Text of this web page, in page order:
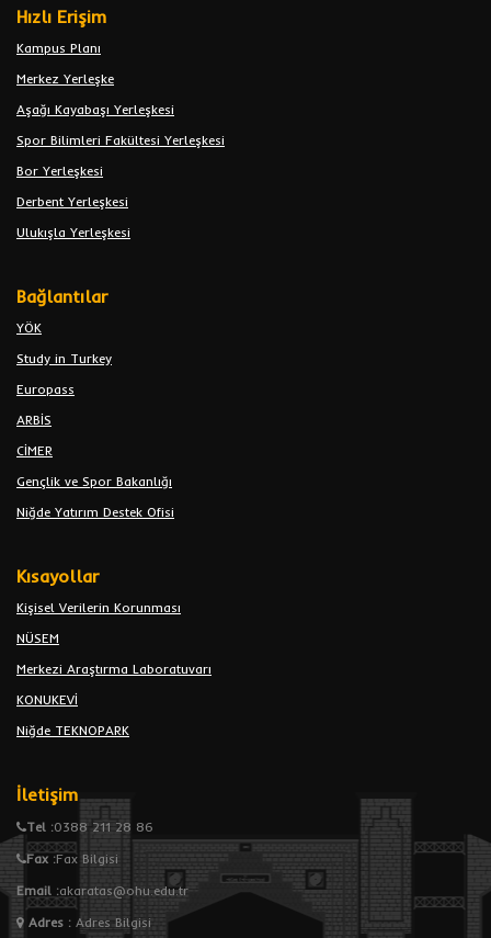
Hızlı Erişim
Kampus Planı
Merkez Yerleşke
Aşağı Kayabaşı Yerleşkesi
Spor Bilimleri Fakültesi Yerleşkesi
Bor Yerleşkesi
Derbent Yerleşkesi
Ulukışla Yerleşkesi
Bağlantılar
YÖK
Study in Turkey
Europass
ARBİS
CİMER
Gençlik ve Spor Bakanlığı
Niğde Yatırım Destek Ofisi
Kısayollar
Kişisel Verilerin Korunması
NÜSEM
Merkezi Araştırma Laboratuvarı
KONUKEVİ
Niğde TEKNOPARK
İletişim
Tel :0388 211 28 86
Fax :Fax Bilgisi
Email :akaratas@ohu.edu.tr
Adres : Adres Bilgisi